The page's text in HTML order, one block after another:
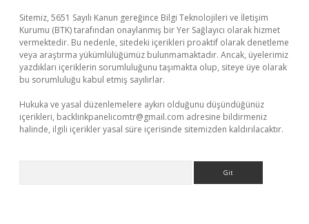
Sitemiz, 5651 Sayılı Kanun gereğince Bilgi Teknolojileri ve İletişim
Kurumu (BTK) tarafından onaylanmış bir Yer Sağlayıcı olarak hizmet
vermektedir. Bu nedenle, sitedeki içerikleri proaktif olarak denetleme
veya araştırma yükümlülüğümüz bulunmamaktadır. Ancak, üyelerimiz
yazdıkları içeriklerin sorumluluğunu taşımakta olup, siteye üye olarak
bu sorumluluğu kabul etmiş sayılırlar.
Hukuka ve yasal düzenlemelere aykırı olduğunu düşündüğünüz
içerikleri, backlinkpanelicomtr@gmail.com adresine bildirmeniz
halinde, ilgili içerikler yasal süre içerisinde sitemizden kaldırılacaktır.